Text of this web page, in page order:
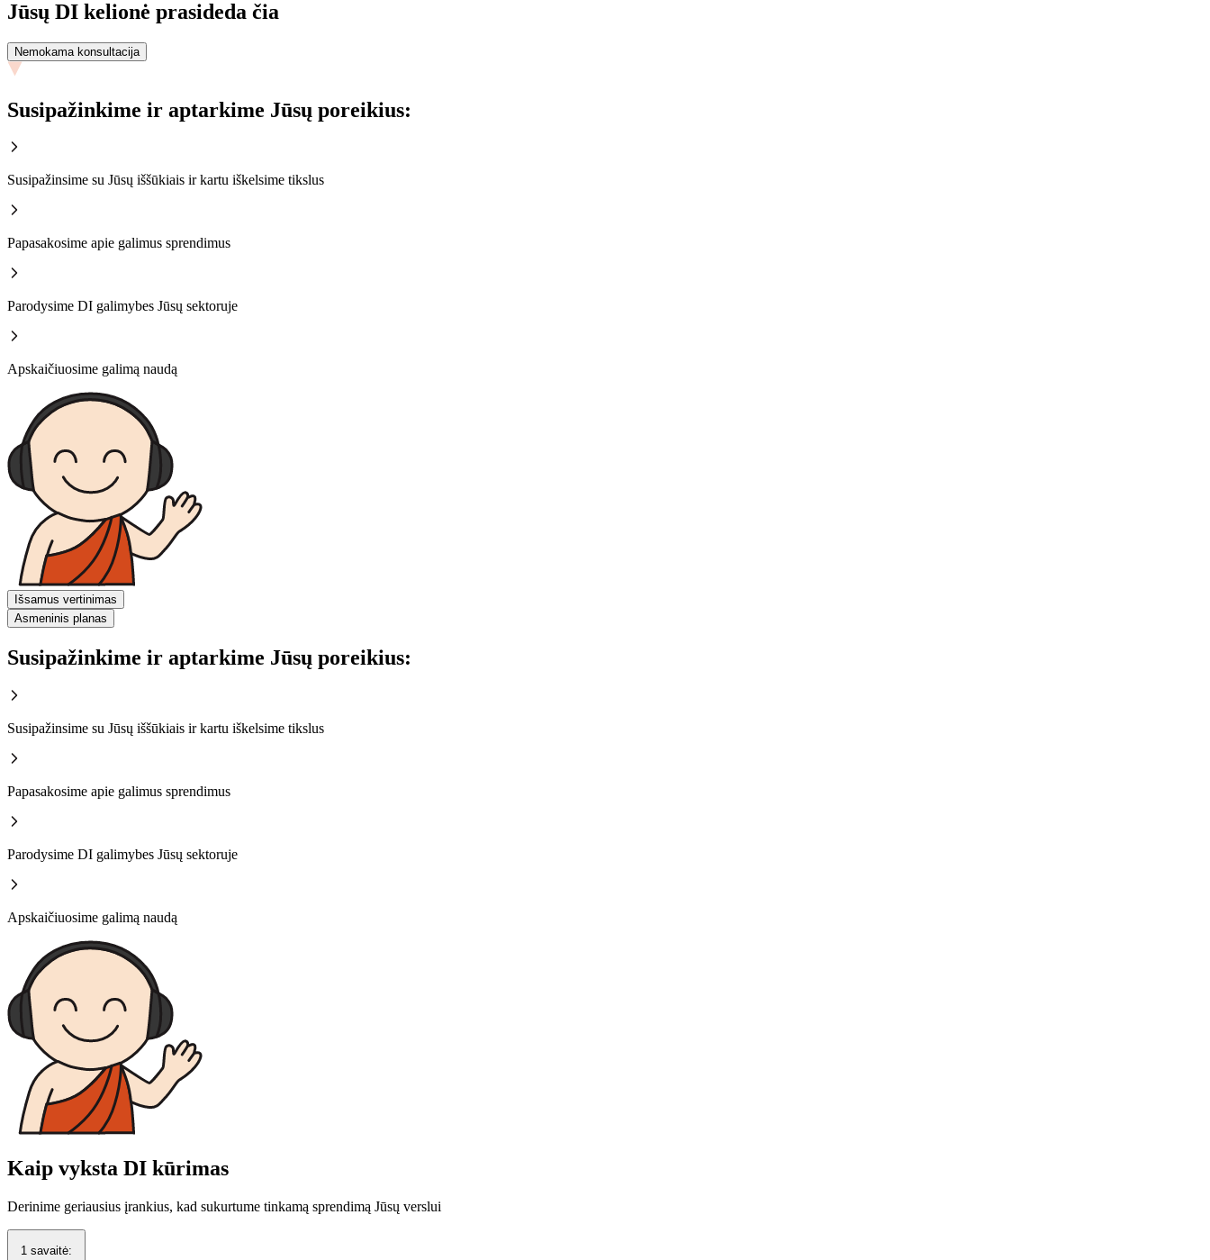
Jūsų DI kelionė prasideda čia
Nemokama konsultacija
Susipažinkime ir aptarkime Jūsų poreikius:
Susipažinsime su Jūsų iššūkiais ir kartu iškelsime tikslus
Papasakosime apie galimus sprendimus
Parodysime DI galimybes Jūsų sektoruje
Apskaičiuosime galimą naudą
Išsamus vertinimas
Asmeninis planas
Susipažinkime ir aptarkime Jūsų poreikius:
Susipažinsime su Jūsų iššūkiais ir kartu iškelsime tikslus
Papasakosime apie galimus sprendimus
Parodysime DI galimybes Jūsų sektoruje
Apskaičiuosime galimą naudą
Kaip vyksta DI kūrimas
Derinime geriausius įrankius, kad sukurtume tinkamą sprendimą Jūsų verslui
1 savaitė: